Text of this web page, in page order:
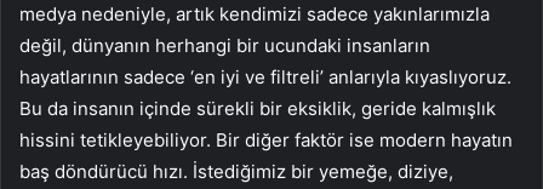
medya nedeniyle, artık kendimizi sadece yakınlarımızla
değil, dünyanın herhangi bir ucundaki insanların
hayatlarının sadece ‘en iyi ve filtreli’ anlarıyla kıyaslıyoruz.
Bu da insanın içinde sürekli bir eksiklik, geride kalmışlık
hissini tetikleyebiliyor. Bir diğer faktör ise modern hayatın
baş döndürücü hızı. İstediğimiz bir yemeğe, diziye,